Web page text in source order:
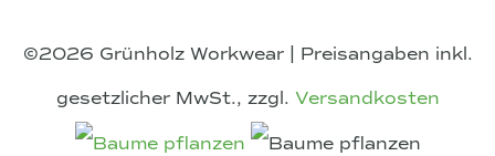
©2026 Grünholz Workwear | Preisangaben inkl.
gesetzlicher MwSt., zzgl. Versandkosten